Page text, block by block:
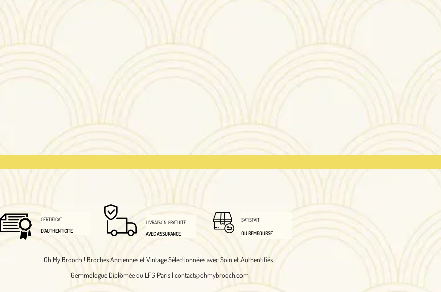
Broches Anciennes et Vintage Sélectionnées avec Soin et Authentifiés
Gemmologue Diplômée du LFG Paris |contact@ohmybrooch.com
LIVRAISON GRATUITE
AVEC ASSURANCE
SATISFAIT
OU REMBOURSE